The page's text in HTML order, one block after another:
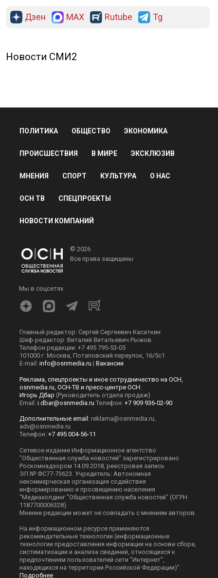
Дзен MAX Rutube Tg
Новости СМИ2
ПОЛИТИКА ОБЩЕСТВО ЭКОНОМИКА
ПРОИСШЕСТВИЯ В МИРЕ ЭКСКЛЮЗИВ
МНЕНИЯ СПОРТ КУЛЬТУРА О НАС
ОСН ТВ СПЕЦПРОЕКТЫ
НОВОСТИ КОМПАНИЙ
© 2026
Все права защищены
Мы в соцсетях
Главный редактор: Сергей Сергеевич Касаткин
Шеф-редактор: Виталий Витальевич Рыжов.
Телефон редакции: +7 495 795-53-05
101000 г. Москва, Потаповский переулок, 16/5с1
E-mail: info@osnmedia.ru | Вакансии
Реклама, спецпроекты и иное сотрудничество на ОСН,
osnmedia.ru, ОСН-ТВ и пресс-центре ОСН:
Игорь Дбар (Руководитель отдела продаж)
Email: i.dbar@osnmedia.ru Телефон: +7 909 936-02-90
Дополнительные email: reklama@osnmedia.ru
adv@osnmedia.ru
Телефон: +7 495 004-56-11
Сетевое издание Информационное агентство
"Общественная служба новостей" зарегистрировано
Роскомнадзором 14.09.2018, реестровая запись
ЭЛ № ФС77-73623. Учредитель: Автономная
некоммерческая организация содействия
информированию и просвещению населения
"Медиахолдинг "Общественная служба новостей" (ОГРН
1187700006328).
Мнение редакции может не совпадать с мнением авторов.
На информационном ресурсе применяются
рекомендательные технологии (информационные
технологии предоставления информации на основе сбора,
систематизации и анализа сведений, относящихся к
предпочтениям пользователей сети "Интернет",
находящихся на территории Российской Федерации)".
Подробнее